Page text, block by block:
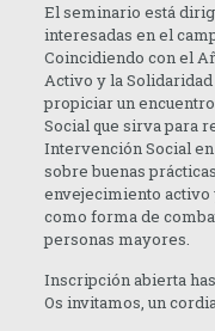
El seminario está
interesadas en el
Coincidiendo con el
Activo y la
propiciar un
Social que sirva para
Intervención Social
sobre buenas
envejecimiento activo
como forma de
personas mayores.
Inscripción abierta
Os invitamos, un